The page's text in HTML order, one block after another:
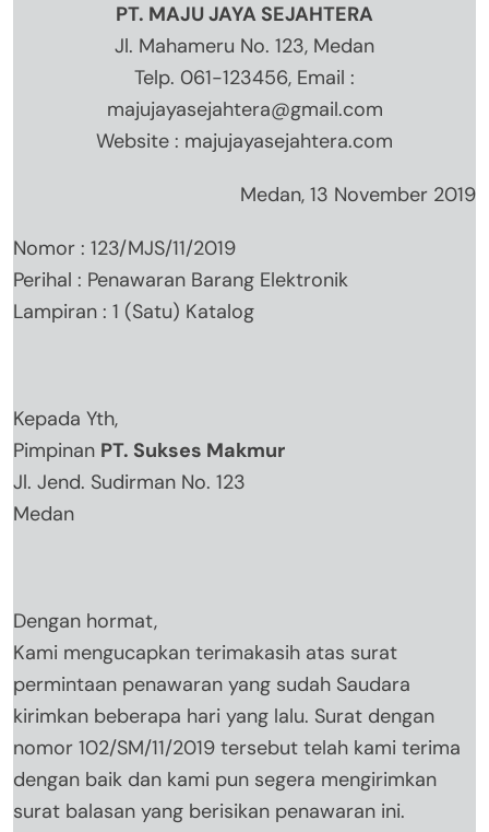
PT. MAJU JAYA SEJAHTERA
Jl. Mahameru No. 123, Medan
Telp. 061-123456, Email :
majujayasejahtera@gmail.com
Website : majujayasejahtera.com
Medan, 13 November 2019
Nomor : 123/MJS/11/2019
Perihal : Penawaran Barang Elektronik
Lampiran : 1 (Satu) Katalog
Kepada Yth,
Pimpinan PT. Sukses Makmur
Jl. Jend. Sudirman No. 123
Medan
Dengan hormat,
Kami mengucapkan terimakasih atas surat
permintaan penawaran yang sudah Saudara
kirimkan beberapa hari yang lalu. Surat dengan
nomor 102/SM/11/2019 tersebut telah kami terima
dengan baik dan kami pun segera mengirimkan
surat balasan yang berisikan penawaran ini.